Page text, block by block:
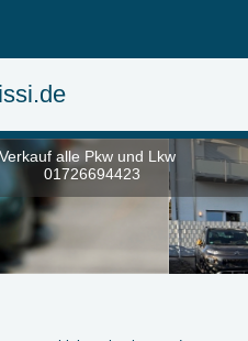
alle Pkw und Lkw